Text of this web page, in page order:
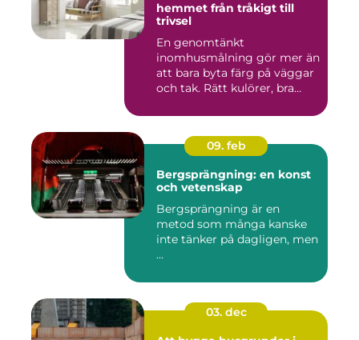
hemmet från tråkigt till
trivsel
En genomtänkt
inomhusmålning gör mer än
att bara byta färg på väggar
och tak. Rätt kulörer, bra
09. feb
Bergsprängning: en konst
och vetenskap
Bergsprängning är en
metod som många kanske
inte tänker på dagligen, men
...
03. dec